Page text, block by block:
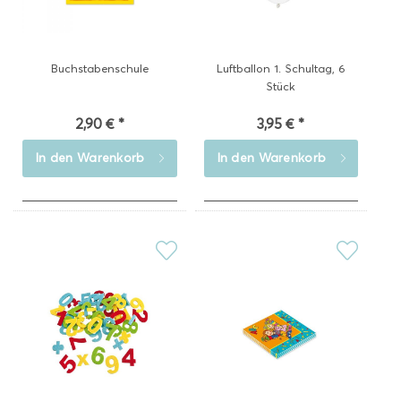
Buchstabenschule
2,90 € *
In den Warenkorb
Luftballon 1. Schultag, 6
Stück
3,95 € *
In den Warenkorb